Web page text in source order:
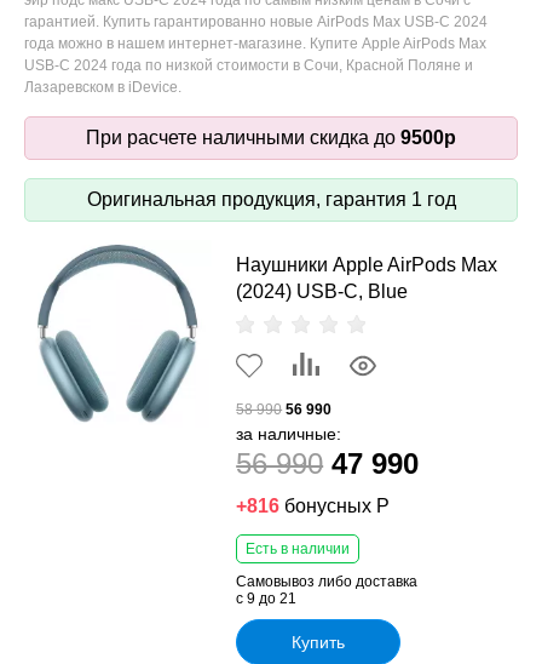
гарантией. Купить гарантированно новые AirPods Max USB-C 2024
года можно в нашем интернет-магазине. Купите Apple AirPods Max
USB-C 2024 года по низкой стоимости в Сочи, Красной Поляне и
Лазаревском в iDevice.
При расчете наличными скидка до 9500р
Оригинальная продукция, гарантия 1 год
Наушники Apple AirPods Max
(2024) USB-C, Blue
58 990 56 990
за наличные:
56 990 47 990
+816 бонусных Р
Есть в наличии
Самовывоз либо доставка
с 9 до 21
Купить